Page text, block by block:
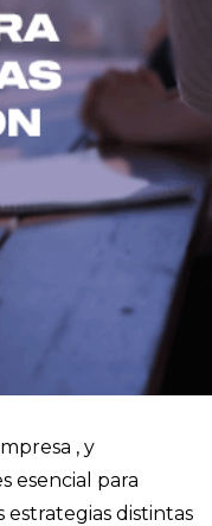
, y
esencial para
distintas